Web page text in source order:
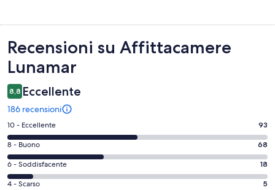
Recensioni
Recensioni su Affittacamere
Lunamar
8,8 Eccellente
186 recensioni
Valutazione
di
10
-
Eccellente.
10 - Eccellente 93
Valutazione
di
8
-
8 - Buono 68
Valutazione
di
6 - Soddisfacente 18
Valutazione
4 - Scarso 5